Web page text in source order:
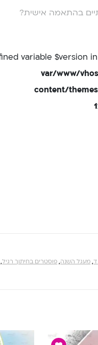
בהתאמה אישית?
/var/www/
content/
ד, מעגל השנה, פוסטרים בחיתוך רגיל,